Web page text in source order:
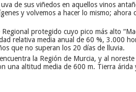
de sus viñedos en aquellos vinos
y volvemos a hacer lo mismo; ahora
protegido cuyo pico más alto
relativa media anual de 60 %, 3.000
que no superan los 20 días de lluvia.
la Región de Murcia, y al noreste
una altitud media de 600 m. Tierra árida